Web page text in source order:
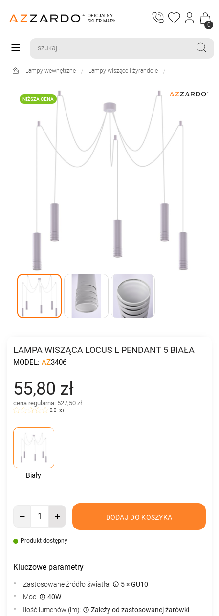
0
Lampy wewnętrzne Lampy wiszące i żyrandole
NIŻSZA CENA
LAMPA WISZĄCA LOCUS L PENDANT 5 BIAŁA
MODEL: AZ3406
55,80 zł
cena regularna: 527,50 zł
0.0 (0)
Biały
DODAJ DO KOSZYKA
Produkt dostępny
Kluczowe parametry
Zastosowane źródło światła:
5 × GU10
Moc:
40W
Ilość lumenów (lm):
Zależy od zastosowanej żarówki